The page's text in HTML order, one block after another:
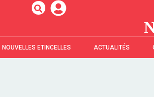
NOUVELLES ETINCELLES ACTUALITÉS